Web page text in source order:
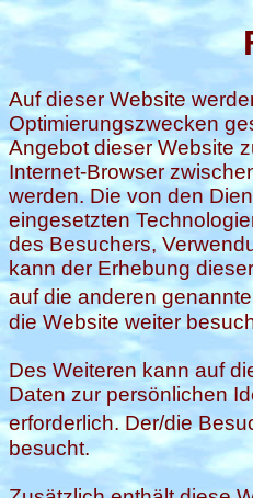
Auf dieser Website
Optimierungszwecken
Angebot dieser Website
Internet-Browser
werden. Die von den
eingesetzten
des Besuchers,
kann der Erhebung
auf die anderen
die Website weiter
Des Weiteren kann auf
Daten zur persönlichen
erforderlich. Der/die
besucht.